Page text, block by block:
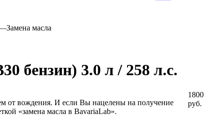
Замена масла
бензин) 3.0 л / 258 л.с.
от вождения. И если Вы нацелены на получение
«замена масла в BavariaLab».
1800
руб.